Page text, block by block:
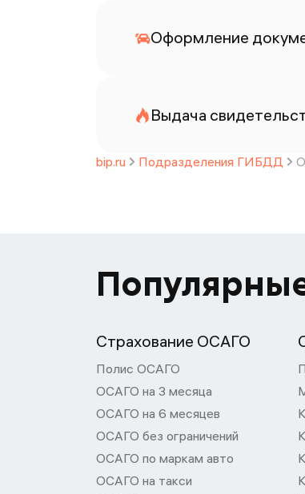
Оформление
Выдача
bip.ru Подразделения ГИБДД
Страхование ОСАГО
Полис ОСАГО
ОСАГО на 3 месяца
ОСАГО на 6 месяцев
ОСАГО без ограничений
ОСАГО по маркам авто
ОСАГО на такси